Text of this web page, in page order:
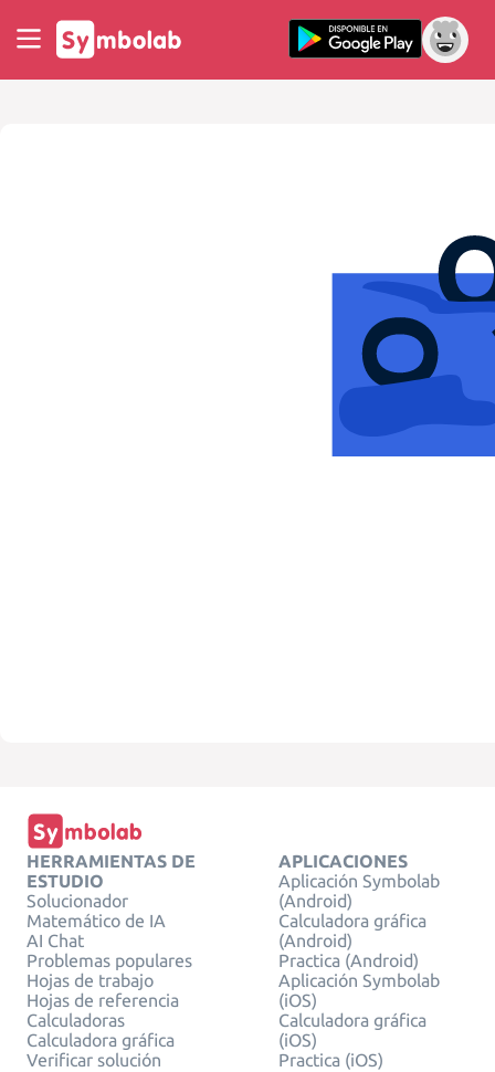
HERRAMIENTAS DE
ESTUDIO
Solucionador
Matemático de IA
AI Chat
Problemas populares
Hojas de trabajo
Hojas de referencia
Calculadoras
Calculadora gráfica
Verificar solución
APLICACIONES
Aplicación Symbolab
(Android)
Calculadora gráfica
(Android)
Practica (Android)
Aplicación Symbolab
(iOS)
Calculadora gráfica
(iOS)
Practica (iOS)